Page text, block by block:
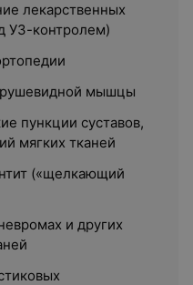
лекарственных
УЗ-контролем)
мышцы
пункции суставов,
мягких тканей
(«щелкающий
и других